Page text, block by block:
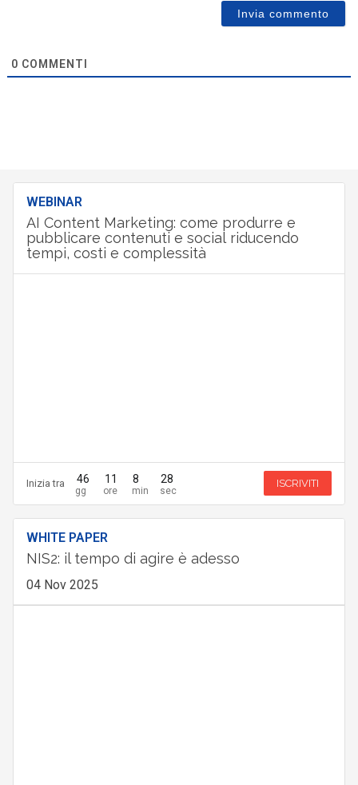
0 COMMENTI
WEBINAR
AI Content Marketing: come produrre e
pubblicare contenuti e social riducendo
tempi, costi e complessità
Inizia tra 46 11 8 27 ISCRIVITI
WHITE PAPER
NIS2: il tempo di agire è adesso
04 Nov 2025